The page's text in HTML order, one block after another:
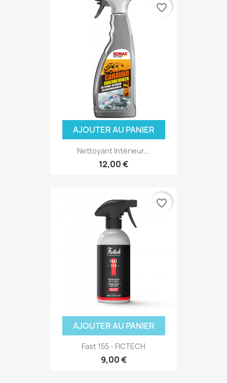
AJOUTER AU PANIER
Nettoyant Intérieur...
12,00 €
favorite_border
AJOUTER AU PANIER
Fast 155 - FICTECH
9,00 €
favorite_border